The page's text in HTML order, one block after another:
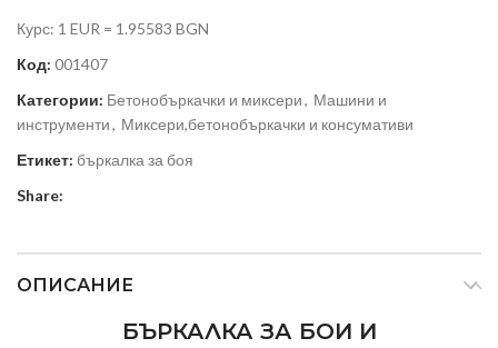
Курс: 1 EUR = 1.95583 BGN
Код: 001407
Категории: Бетонобъркачки и миксери, Машини и
инструменти, Миксери,бетонобъркачки и консумативи
Етикет: бъркалка за боя
Share:
ОПИСАНИЕ
БЪРКАЛКА ЗА БОИ И